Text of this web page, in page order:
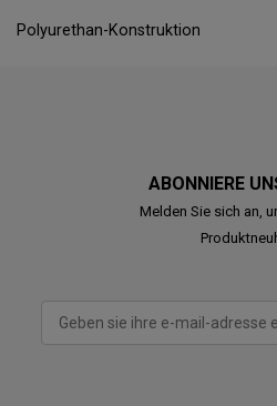
Polyurethan-Konstruktion
ABONNIERE
Melden Sie sich an,